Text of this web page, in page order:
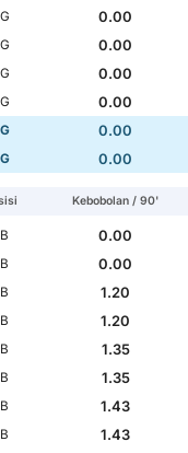
0.00
0.00
0.00
0.00
0.00
0.00
Kebobolan / 90'
0.00
0.00
1.20
1.20
1.35
1.35
1.43
1.43